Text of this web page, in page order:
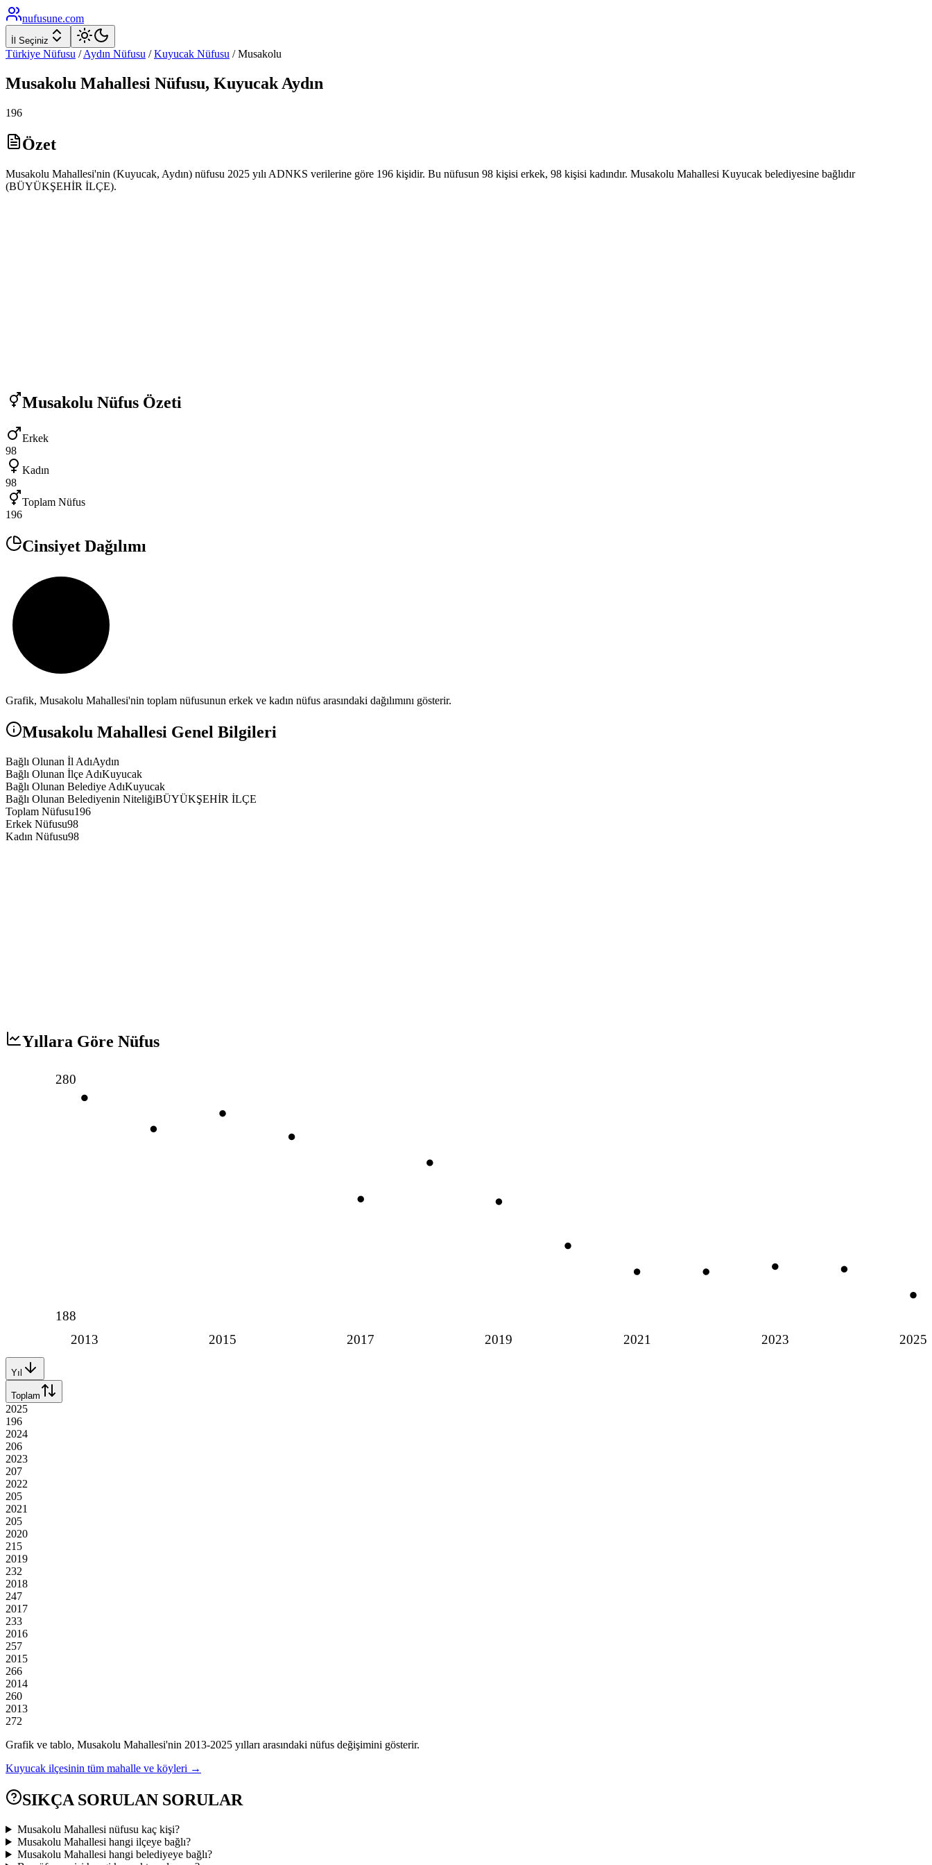
nufusune.com
İl Seçiniz
Türkiye Nüfusu / Aydın Nüfusu / Kuyucak Nüfusu /Musakolu
Musakolu Mahallesi Nüfusu, Kuyucak Aydın
196
Özet
Musakolu Mahallesi'nin (Kuyucak, Aydın) nüfusu 2025 yılı ADNKS verilerine göre 196 kişidir. Bu nüfusun 98 kişisi erkek, 98 kişisi kadındır. Musakolu Mahallesi Kuyucak belediyesine bağlıdır
(BÜYÜKŞEHİR İLÇE).
Musakolu Nüfus Özeti
Erkek
98
Kadın
98
Toplam Nüfus
196
Cinsiyet Dağılımı
Grafik, Musakolu Mahallesi'nin toplam nüfusunun erkek ve kadın nüfus arasındaki dağılımını gösterir.
Musakolu Mahallesi Genel Bilgileri
Bağlı Olunan İl AdıAydın
Bağlı Olunan İlçe AdıKuyucak
Bağlı Olunan Belediye AdıKuyucak
Bağlı Olunan Belediyenin NiteliğiBÜYÜKŞEHİR İLÇE
Toplam Nüfusu196
Erkek Nüfusu98
Kadın Nüfusu98
Yıllara Göre Nüfus
2013 2015 2017 2019 2021 2023 2025
280
188
Yıl
Toplam
2025
196
2024
206
2023
207
2022
205
2021
205
2020
215
2019
232
2018
247
2017
233
2016
257
2015
266
2014
260
2013
272
Grafik ve tablo, Musakolu Mahallesi'nin 2013-2025 yılları arasındaki nüfus değişimini gösterir.
Kuyucak ilçesinin tüm mahalle ve köyleri →
SIKÇA SORULAN SORULAR
Musakolu Mahallesi nüfusu kaç kişi?
Musakolu Mahallesi hangi ilçeye bağlı?
Musakolu Mahallesi hangi belediyeye bağlı?